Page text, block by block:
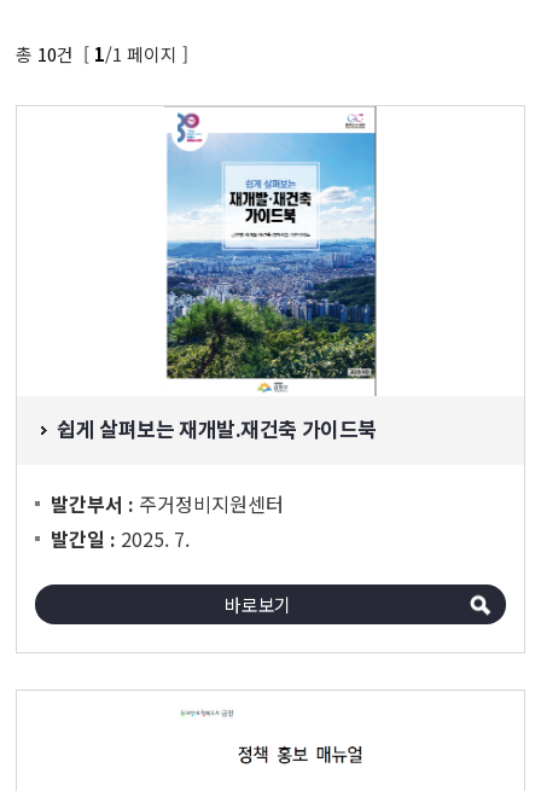
총 10건 [ 1/1 페이지 ]
쉽게 살펴보는 재개발.재건축 가이드북
발간부서 : 주거정비지원센터
발간일 : 2025. 7.
바로보기